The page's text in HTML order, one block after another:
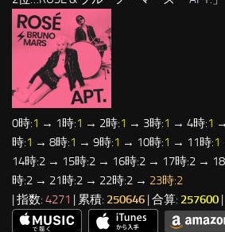
0時:1 → 1時:1 → 2時:1 → 3時:1 → 4時:1
時:1 → 8時:1 → 9時:1 → 10時:1 → 11時:1
14時:2 → 15時:2 → 16時:2 → 17時:2 →
時:2 → 21時:2 → 22時:2 → 23時:2
| 指数: 4271 | 累積: 250646 | 合算: 257600 |